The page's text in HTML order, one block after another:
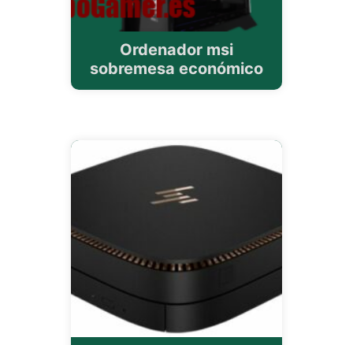
Ordenador msi
sobremesa económico